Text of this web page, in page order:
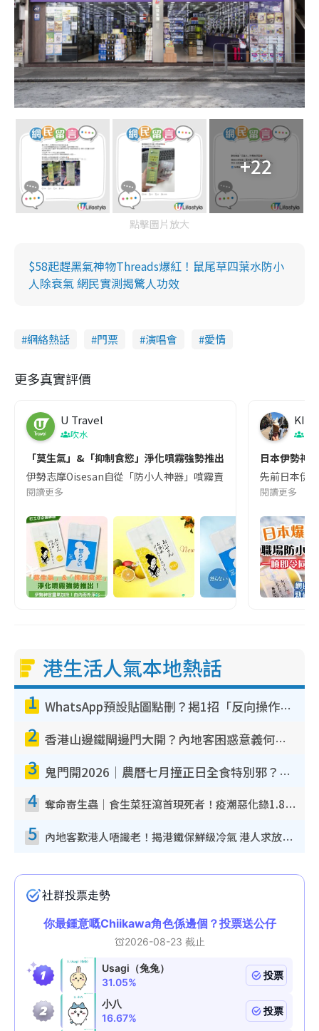
+22
點擊圖片放大
$58起趕黑氣神物Threads爆紅！鼠尾草四葉水防小
人除衰氣 網民實測揭驚人功效
網絡熱話 門票 演唱會 愛情
更多真實評價
U Travel
吹水
「莫生氣」&「抑制食慾」淨化噴霧強勢推出！伊勢神宮靈氣加持
伊勢志摩Oisesan自從「防小人神器」噴霧賣到斷貨後🔥，全新
閱讀更多
日本伊勢神
先前日本伊
閱讀更多
港生活人氣本地熱話
1 WhatsApp預設貼圖點刪？揭1招「反向操作」還原簡潔介面 附3步實測教學
2 香港山邊鐵閘邊門大開？內地客困惑意義何在！網民神回覆：呢種叫法理性防禦
3 鬼門開2026｜農曆七月撞正日全食特別邪？專家警告切忌做一事！揭4大禁忌+2招保平安
4 奪命寄生蟲｜食生菜狂瀉首現死者！疫潮惡化錄1.8萬宗病例 揭洗菜3大謬誤
5 內地客歎港人唔識老！揭港鐵保鮮級冷氣 港人求放過：咪投訴